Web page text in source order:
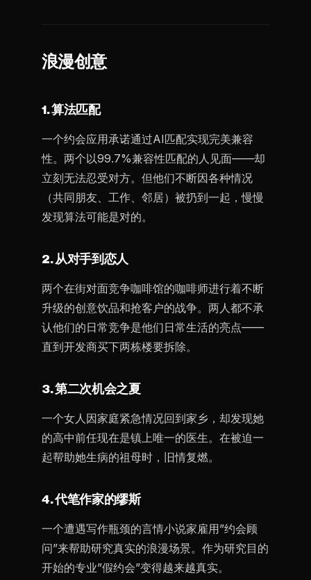
浪漫创意
1. 算法匹配
一个约会应用承诺通过AI匹配实现完美兼容
性。两个以99.7%兼容性匹配的人见面——却
立刻无法忍受对方。但他们不断因各种情况
（共同朋友、工作、邻居）被扔到一起，慢慢
发现算法可能是对的。
2. 从对手到恋人
两个在街对面竞争咖啡馆的咖啡师进行着不断
升级的创意饮品和抢客户的战争。两人都不承
认他们的日常竞争是他们日常生活的亮点——
直到开发商买下两栋楼要拆除。
3. 第二次机会之夏
一个女人因家庭紧急情况回到家乡，却发现她
的高中前任现在是镇上唯一的医生。在被迫一
起帮助她生病的祖母时，旧情复燃。
4. 代笔作家的缪斯
一个遭遇写作瓶颈的言情小说家雇用”约会顾
问”来帮助研究真实的浪漫场景。作为研究目的
开始的专业”假约会”变得越来越真实。